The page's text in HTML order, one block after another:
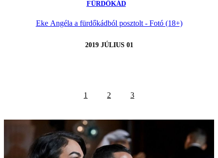
FÜRDŐKÁD
Eke Angéla a fürdőkádból posztolt - Fotó (18+)
2019 JÚLIUS 01
1 2 3